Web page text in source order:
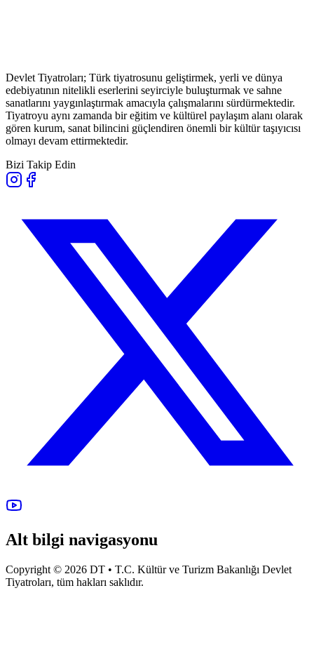
Devlet Tiyatroları; Türk tiyatrosunu geliştirmek, yerli ve dünya
edebiyatının nitelikli eserlerini seyirciyle buluşturmak ve sahne
sanatlarını yaygınlaştırmak amacıyla çalışmalarını sürdürmektedir.
Tiyatroyu aynı zamanda bir eğitim ve kültürel paylaşım alanı olarak
gören kurum, sanat bilincini güçlendiren önemli bir kültür taşıyıcısı
olmayı devam ettirmektedir.
Bizi Takip Edin
Alt bilgi navigasyonu
Copyright © 2026 DT • T.C. Kültür ve Turizm Bakanlığı Devlet
Tiyatroları, tüm hakları saklıdır.